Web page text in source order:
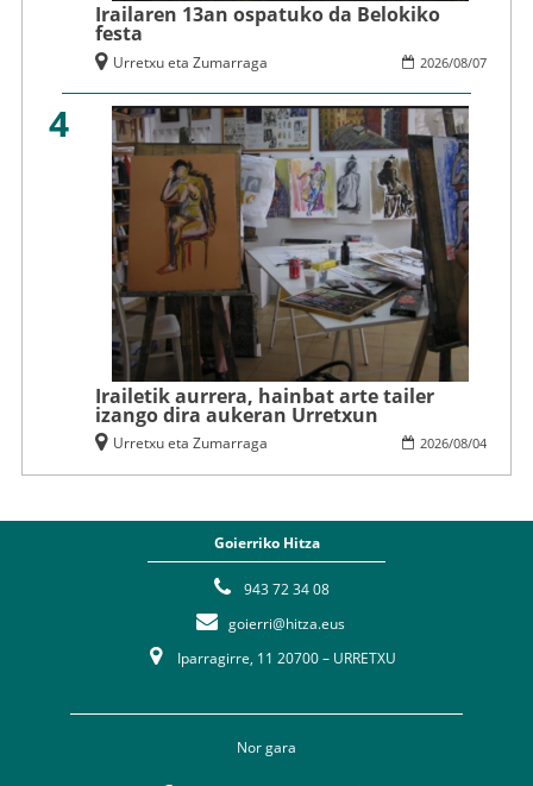
Irailaren 13an ospatuko da Belokiko
festa
2026/08/07
Urretxu eta Zumarraga
4
Irailetik aurrera, hainbat arte tailer
izango dira aukeran Urretxun
2026/08/04
Urretxu eta Zumarraga
Goierriko Hitza
943 72 34 08
goierri@hitza.eus
Iparragirre, 11 20700 – URRETXU
Nor gara